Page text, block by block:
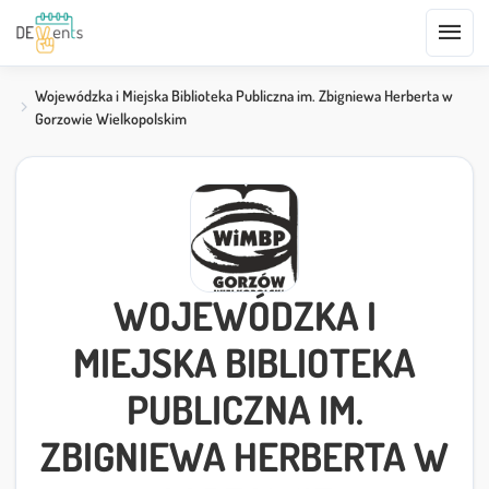
menu
Wojewódzka i Miejska Biblioteka Publiczna im. Zbigniewa Herberta w
Gorzowie Wielkopolskim
WOJEWÓDZKA I
MIEJSKA BIBLIOTEKA
PUBLICZNA IM.
ZBIGNIEWA HERBERTA W